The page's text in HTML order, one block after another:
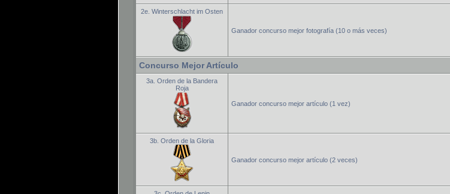
2e. Winterschlacht im Osten
Ganador concurso mejor fotografía (10 o más veces)
Concurso Mejor Artículo
3a. Orden de la Bandera
Roja
Ganador concurso mejor artículo (1 vez)
3b. Orden de la Gloria
Ganador concurso mejor artículo (2 veces)